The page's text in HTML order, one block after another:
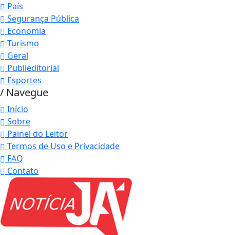
País
Segurança Pública
Economia
Turismo
Geral
Publieditorial
Esportes
/ Navegue
Início
Sobre
Painel do Leitor
Termos de Uso e Privacidade
FAQ
Contato